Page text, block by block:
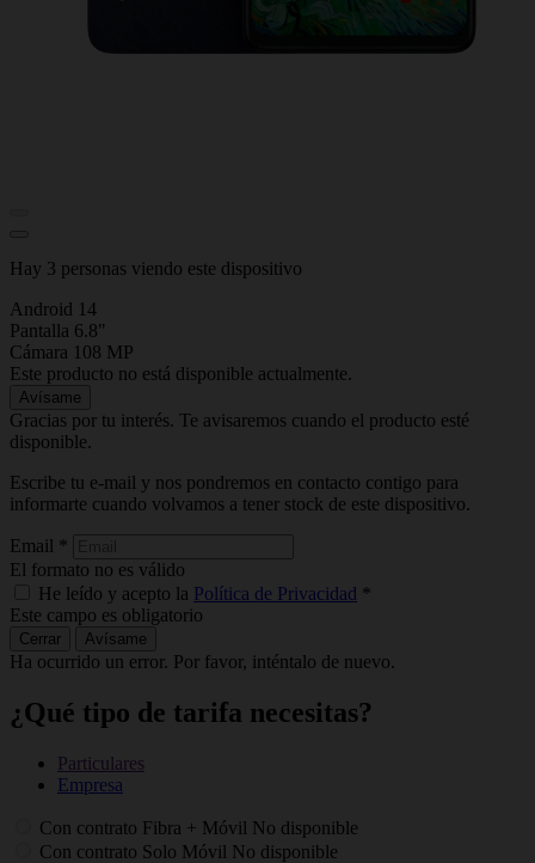
Hay 3 personas viendo este dispositivo
Android 14
Pantalla 6.8"
Cámara 108 MP
Este producto no está disponible actualmente.
Avísame
Gracias por tu interés. Te avisaremos cuando el producto esté
disponible.
Escribe tu e-mail y nos pondremos en contacto contigo para
informarte cuando volvamos a tener stock de este dispositivo.
Email *
El formato no es válido
He leído y acepto la Política de Privacidad *
Este campo es obligatorio
Cerrar Avísame
Ha ocurrido un error. Por favor, inténtalo de nuevo.
¿Qué tipo de tarifa necesitas?
Particulares
Empresa
Con contrato Fibra + Móvil No disponible
Con contrato Solo Móvil No disponible